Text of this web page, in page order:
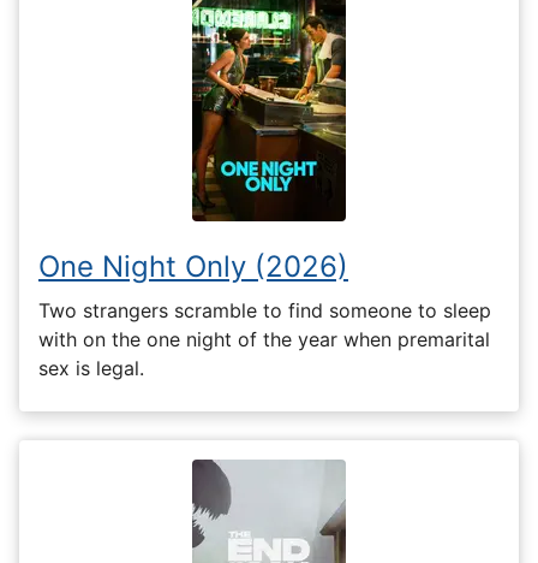
One Night Only (2026)
Two strangers scramble to find someone to sleep
with on the one night of the year when premarital
sex is legal.